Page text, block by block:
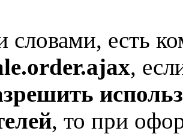
есть
,
, то при